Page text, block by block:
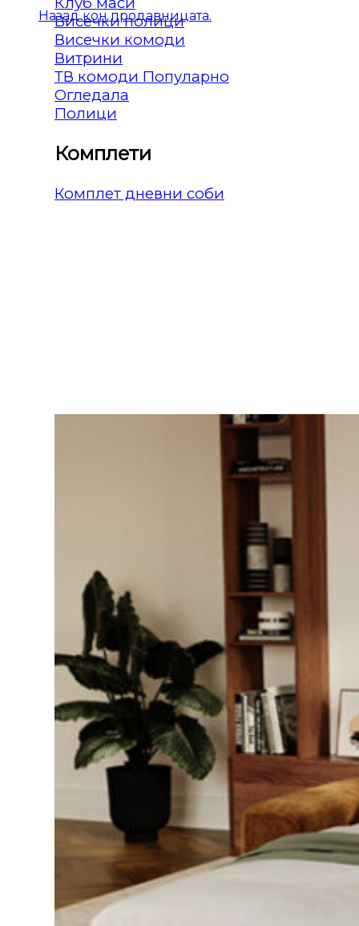
Назад кон продавницата.
Висечки полици
Висечки комоди
Витрини
ТВ комоди
Огледала
Полици
Комплети
Комплет дневни соби